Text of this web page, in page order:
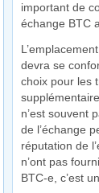
important de
échange BTC
devra se
choix pour les
n’est souvent
de l’échange
réputation de
n’ont pas
BTC-e, c’est